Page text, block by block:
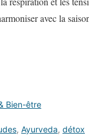
avec la
Bien-être
, Ayurveda, détox